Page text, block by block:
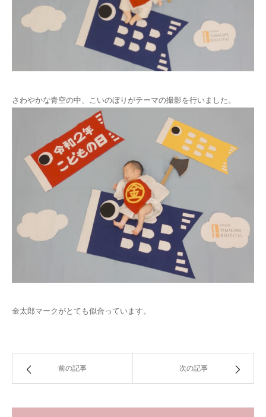
さわやかな青空の中、こいのぼりがテーマの撮影を行いました。
金太郎マークがとても似合っています。
前の記事 次の記事
ブログ
アクセス